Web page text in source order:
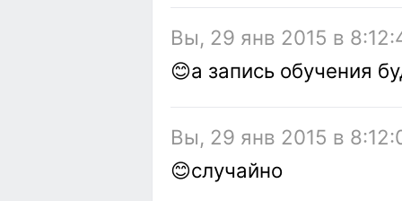
Вы, 29 янв 2015 в
😊а запись обучения
Вы, 29 янв 2015 в
😊случайно